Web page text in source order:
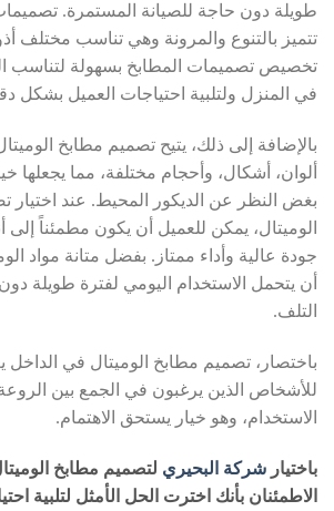
طويلة دون حاجة للصيانة المستمرة.
تتميز بالتنوع والمرونة وهي تناسب مختلف
تخصيص تصميمات المطابخ بسهولة لتناسب
في المنزل ولتلبية احتياجات العميل بشكل
بالإضافة إلى ذلك، يتيح تصميم مطابخ الوميتال
ألوان، أشكال، وأحجام مختلفة، مما يجعلها
بغض النظر عن الديكور المحيط. عند اختيار
الوميتال، يمكن للعميل أن يكون مطمئناً
جودة عالية وأداء ممتاز. بفضل متانة مواد
أن يتحمل الاستخدام اليومي لفترة طويلة دون
التلف.
باختصار، تصميم مطابخ الوميتال في الداخل
للأشخاص الذين يرغبون في الجمع بين
الاستخدام، وهو خيار يستحق الاهتمام.
باختيار شركة البحيري لتصميم مطابخ
الاطمئنان بأنك اخترت الحل الأمثل لتلبية